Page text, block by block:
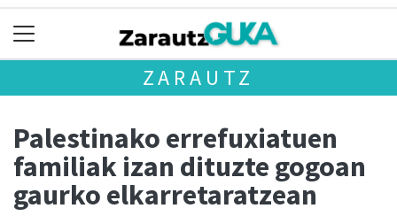
ZARAUTZ
Palestinako errefuxiatuen
familiak izan dituzte gogoan
gaurko elkarretaratzean